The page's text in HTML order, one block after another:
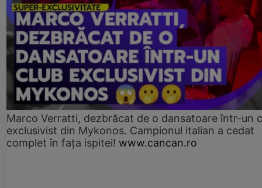
Marco Verratti, dezbrăcat de o dansatoare într-un
exclusivist din Mykonos. Campionul italian a cedat
complet în fața ispitei! www.cancan.ro